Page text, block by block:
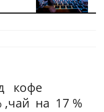
кофе
,чай на 17 %